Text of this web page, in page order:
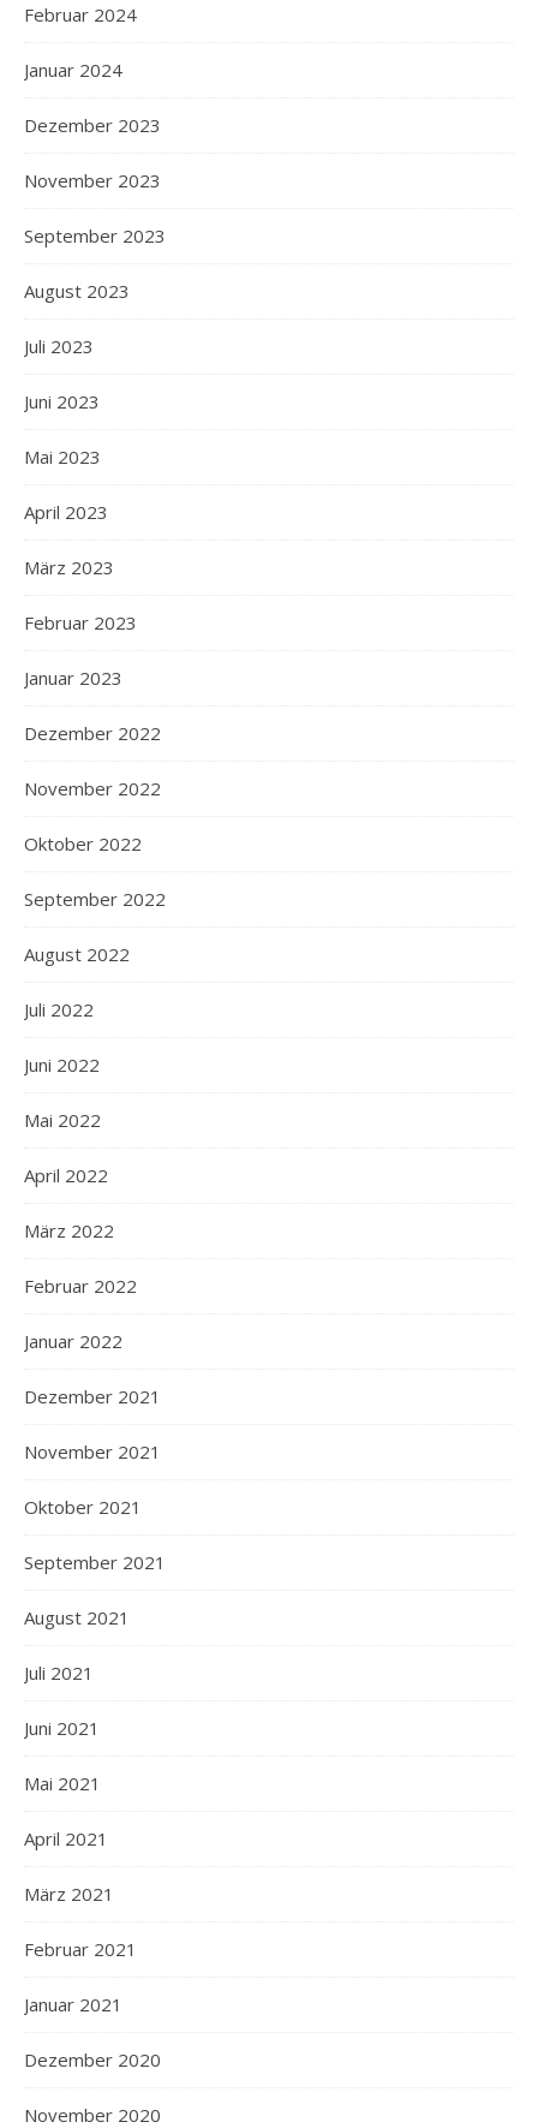
Februar 2024
Januar 2024
Dezember 2023
November 2023
September 2023
August 2023
Juli 2023
Juni 2023
Mai 2023
April 2023
März 2023
Februar 2023
Januar 2023
Dezember 2022
November 2022
Oktober 2022
September 2022
August 2022
Juli 2022
Juni 2022
Mai 2022
April 2022
März 2022
Februar 2022
Januar 2022
Dezember 2021
November 2021
Oktober 2021
September 2021
August 2021
Juli 2021
Juni 2021
Mai 2021
April 2021
März 2021
Februar 2021
Januar 2021
Dezember 2020
November 2020